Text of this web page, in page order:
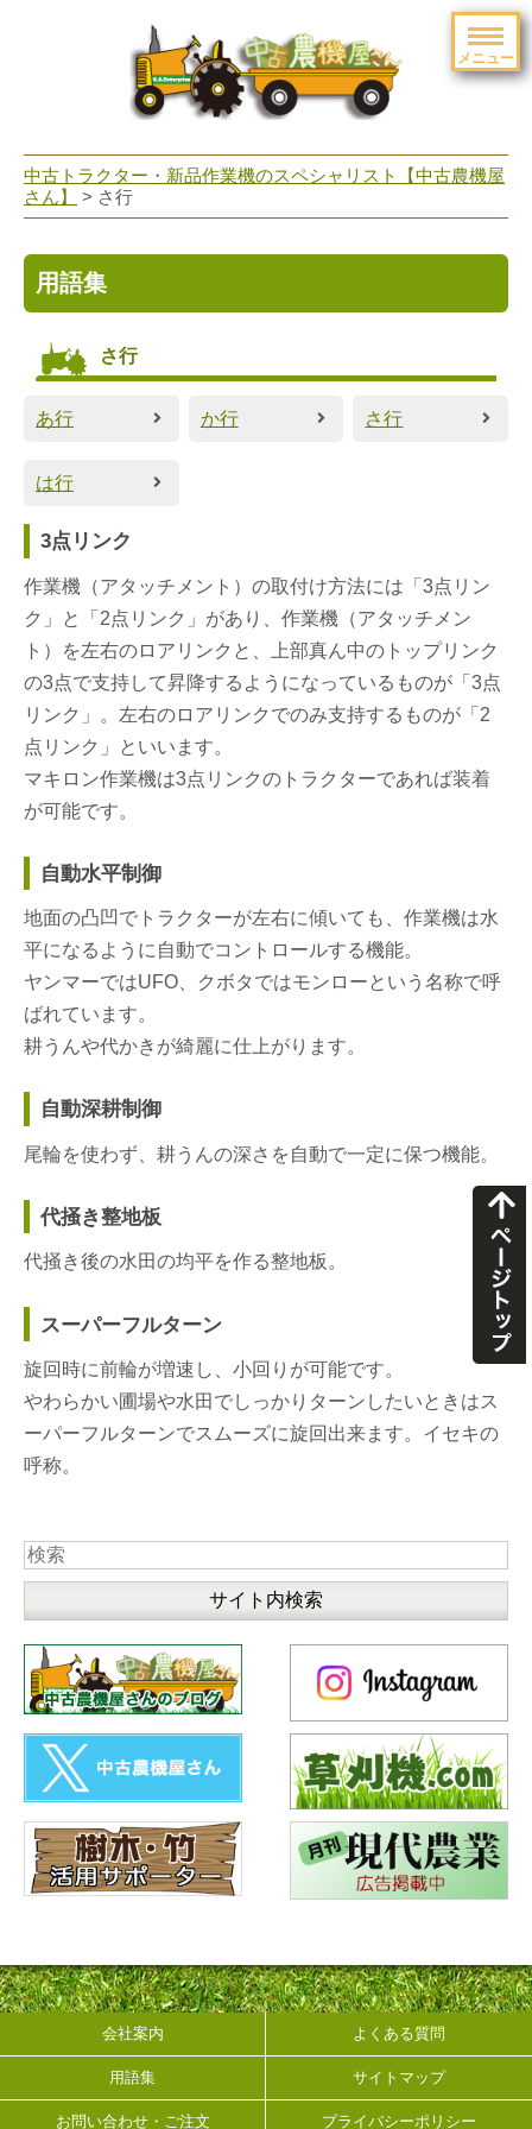
メニュー
navigation
中古トラクター・新品作業機のスペシャリスト【中古農機屋
さん】
> さ行
用語集
さ行
あ行 か行 さ行
は行
3点リンク
作業機（アタッチメント）の取付け方法には「3点リン
ク」と「2点リンク」があり、作業機（アタッチメン
ト）を左右のロアリンクと、上部真ん中のトップリンク
の3点で支持して昇降するようになっているものが「3点
リンク」。左右のロアリンクでのみ支持するものが「2
点リンク」といいます。
マキロン作業機は3点リンクのトラクターであれば装着
が可能です。
自動水平制御
地面の凸凹でトラクターが左右に傾いても、作業機は水
平になるように自動でコントロールする機能。
ヤンマーではUFO、クボタではモンローという名称で呼
ばれています。
耕うんや代かきが綺麗に仕上がります。
自動深耕制御
尾輪を使わず、耕うんの深さを自動で一定に保つ機能。
代掻き整地板
代掻き後の水田の均平を作る整地板。
スーパーフルターン
旋回時に前輪が増速し、小回りが可能です。
やわらかい圃場や水田でしっかりターンしたいときはス
ーパーフルターンでスムーズに旋回出来ます。イセキの
呼称。
会社案内 よくある質問
用語集 サイトマップ
お問い合わせ・ご注文 プライバシーポリシー